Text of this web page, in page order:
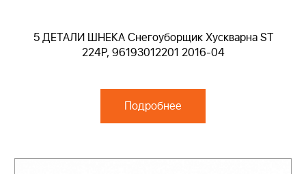
5 ДЕТАЛИ ШНЕКА Снегоуборщик Хускварна ST
224P, 96193012201 2016-04
Подробнее